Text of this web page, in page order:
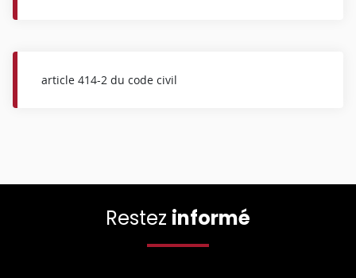
article 414-2 du code civil
Restez informé